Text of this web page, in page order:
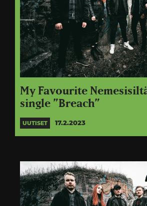
My Favourite
single ”Breach”
UUTISET 17.2.2023